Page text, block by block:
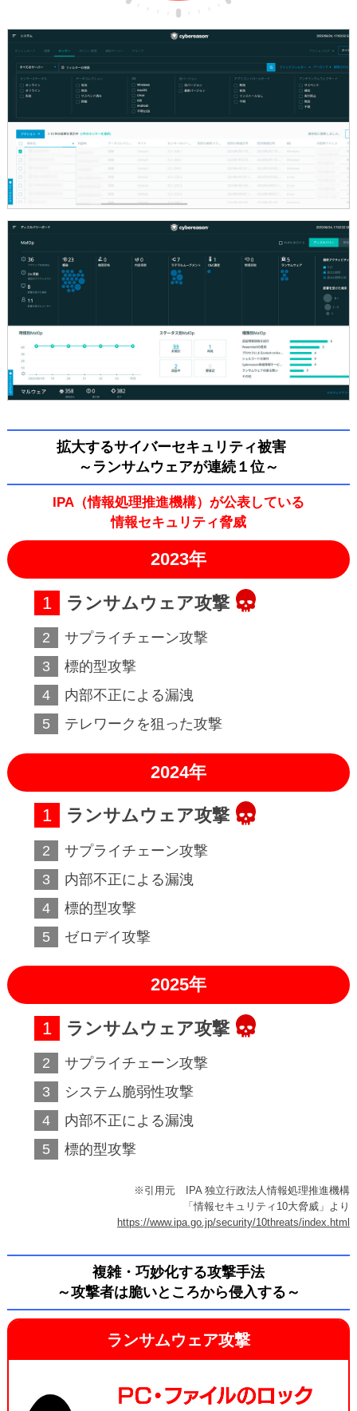
拡大するサイバーセキュリティ被害
～ランサムウェアが連続１位～
IPA（情報処理推進機構）が公表している
情報セキュリティ脅威
2023年
ランサムウェア攻撃
サプライチェーン攻撃
標的型攻撃
内部不正による漏洩
テレワークを狙った攻撃
2024年
ランサムウェア攻撃
サプライチェーン攻撃
内部不正による漏洩
標的型攻撃
ゼロデイ攻撃
2025年
ランサムウェア攻撃
サプライチェーン攻撃
システム脆弱性攻撃
内部不正による漏洩
標的型攻撃
※引用元 IPA 独立行政法人情報処理推進機構
「情報セキュリティ10大脅威」より
https://www.ipa.go.jp/security/10threats/index.html
複雑・巧妙化する攻撃手法
～攻撃者は脆いところから侵入する～
ランサムウェア攻撃